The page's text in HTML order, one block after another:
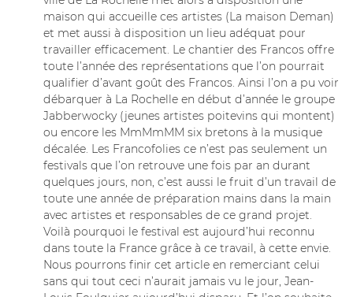
maison qui accueille ces artistes (La maison Deman)
et met aussi à disposition un lieu adéquat pour
travailler efficacement. Le chantier des Francos offre
toute l’année des représentations que l’on pourrait
qualifier d’avant goût des Francos. Ainsi l’on a pu voir
débarquer à La Rochelle en début d’année le groupe
Jabberwocky (jeunes artistes poitevins qui montent)
ou encore les MmMmMM six bretons à la musique
décalée. Les Francofolies ce n’est pas seulement un
festivals que l’on retrouve une fois par an durant
quelques jours, non, c’est aussi le fruit d’un travail de
toute une année de préparation mains dans la main
avec artistes et responsables de ce grand projet.
Voilà pourquoi le festival est aujourd’hui reconnu
dans toute la France grâce à ce travail, à cette envie.
Nous pourrons finir cet article en remerciant celui
sans qui tout ceci n’aurait jamais vu le jour, Jean-